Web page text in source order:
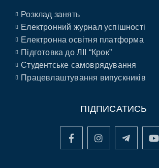
Розклад занять
Електронний журнал успішності
Електронна освітня платформа
Підготовка до ЛІІ “Крок”
Студентське самоврядування
Працевлаштування випускників
ПІДПИСАТИСЬ